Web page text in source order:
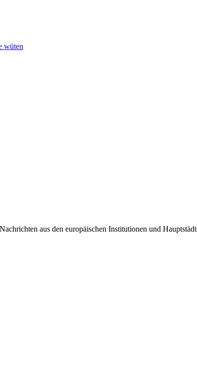
wüten
aus den europäischen Institutionen und